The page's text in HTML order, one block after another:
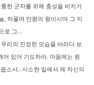
한 군자를 위해 충성을 바치거
, 하물며 만왕의 왕이시며 그 지
로 그...
우리의 진정한 모습을 바라다 보
어 있어 기도하라. 마음에는 원
소서.. 사소한 일에서 제 자신의